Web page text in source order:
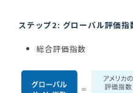
ステップ2: グローバル評価指
総合評価指数